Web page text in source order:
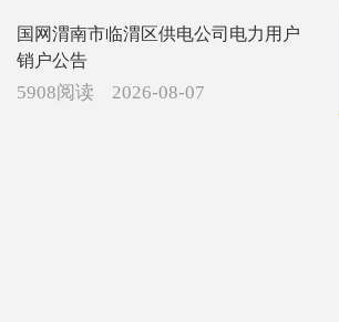
国网渭南市临渭区供电公司电力用户
销户公告
5908阅读 2026-08-07